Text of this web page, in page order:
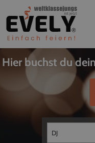
Hier buchst du